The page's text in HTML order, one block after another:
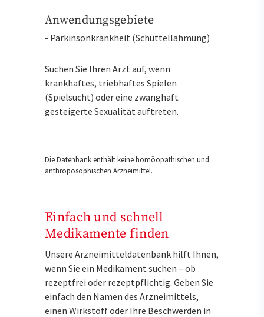
Anwendungsgebiete
- Parkinsonkrankheit (Schüttellähmung)
Suchen Sie Ihren Arzt auf, wenn
krankhaftes, triebhaftes Spielen
(Spielsucht) oder eine zwanghaft
gesteigerte Sexualität auftreten.
Die Datenbank enthält keine homöopathischen und
anthroposophischen Arzneimittel.
Einfach und schnell
Medikamente finden
Unsere Arzneimitteldatenbank hilft Ihnen,
wenn Sie ein Medikament suchen – ob
rezeptfrei oder rezeptpflichtig. Geben Sie
einfach den Namen des Arzneimittels,
einen Wirkstoff oder Ihre Beschwerden in